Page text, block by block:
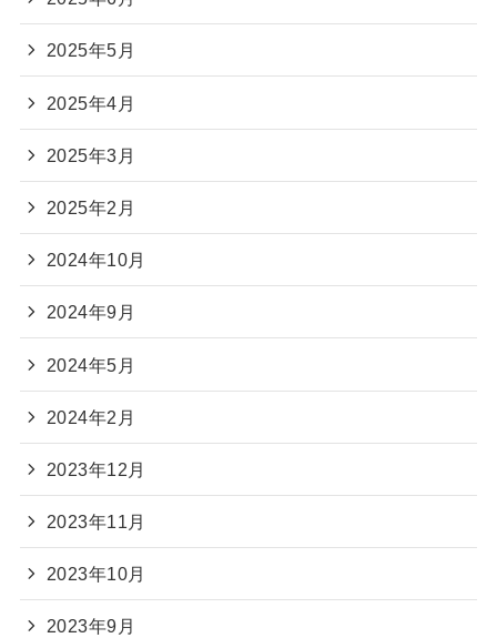
2025年5月
2025年4月
2025年3月
2025年2月
2024年10月
2024年9月
2024年5月
2024年2月
2023年12月
2023年11月
2023年10月
2023年9月